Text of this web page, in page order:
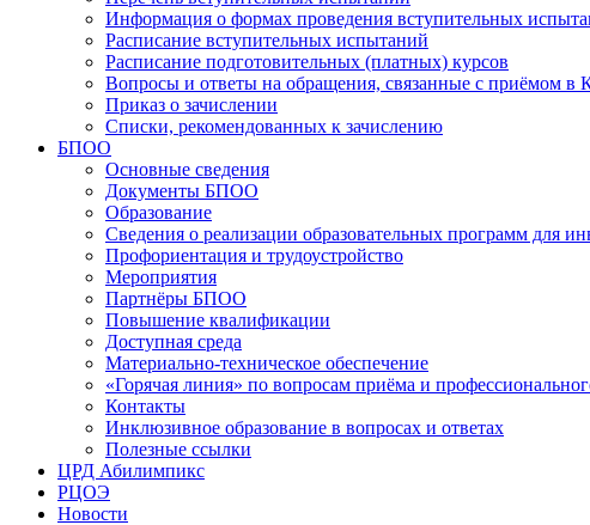
Информация о формах проведения вступительных
Расписание вступительных испытаний
Расписание подготовительных (платных) курсов
Вопросы и ответы на обращения, связанные с приёмом в
Приказ о зачислении
Списки, рекомендованных к зачислению
БПОО
Основные сведения
Документы БПОО
Образование
Сведения о реализации образовательных программ для
Профориентация и трудоустройство
Мероприятия
Партнёры БПОО
Повышение квалификации
Доступная среда
Материально-техническое обеспечение
«Горячая линия» по вопросам приёма и
Контакты
Инклюзивное образование в вопросах и ответах
Полезные ссылки
ЦРД Абилимпикс
РЦОЭ
Новости